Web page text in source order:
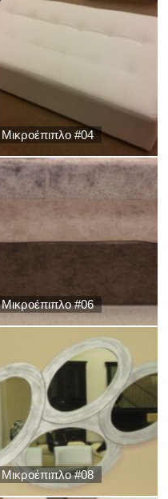
Μικροέπιπλο #04
Μικροέπιπλο #06
Μικροέπιπλο #08